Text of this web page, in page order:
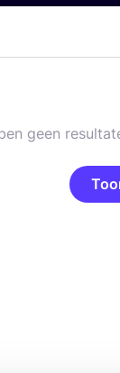
geen